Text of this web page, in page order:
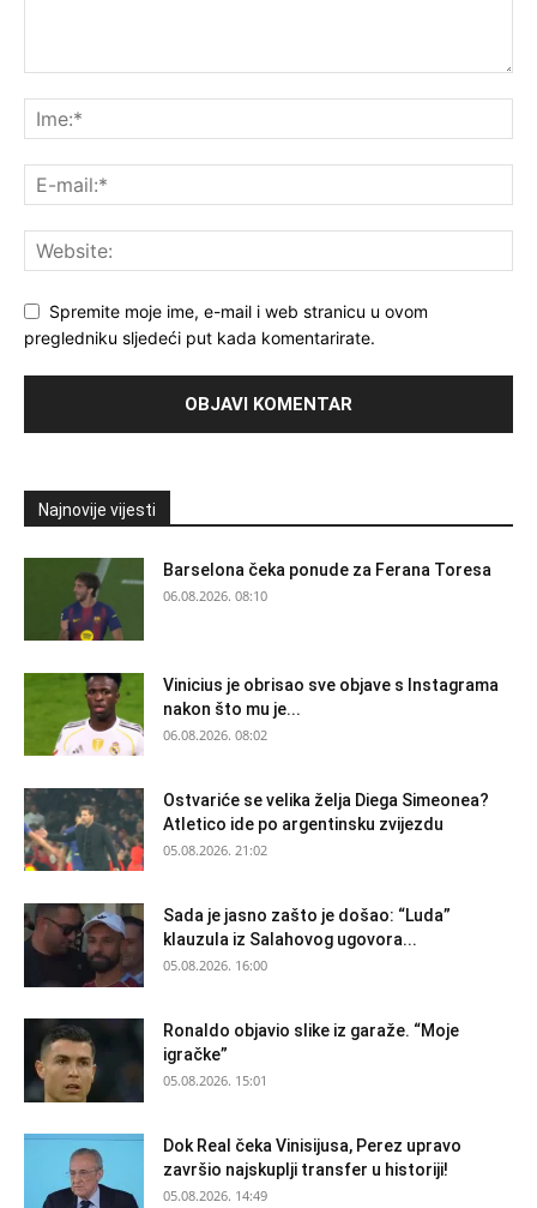
Spremite moje ime, e-mail i web stranicu u ovom
pregledniku sljedeći put kada komentarirate.
Najnovije vijesti
Barselona čeka ponude za Ferana Toresa
06.08.2026. 08:10
Vinicius je obrisao sve objave s Instagrama
nakon što mu je...
06.08.2026. 08:02
Ostvariće se velika želja Diega Simeonea?
Atletico ide po argentinsku zvijezdu
05.08.2026. 21:02
Sada je jasno zašto je došao: “Luda”
klauzula iz Salahovog ugovora...
05.08.2026. 16:00
Ronaldo objavio slike iz garaže. “Moje
igračke”
05.08.2026. 15:01
Dok Real čeka Vinisijusa, Perez upravo
završio najskuplji transfer u historiji!
05.08.2026. 14:49